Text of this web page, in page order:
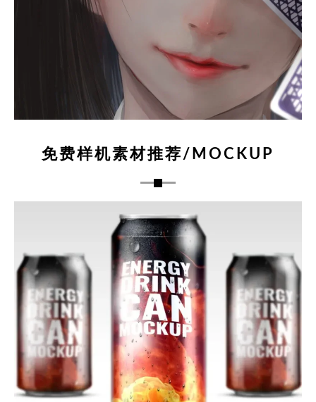
免费样机素材推荐/MOCKUP